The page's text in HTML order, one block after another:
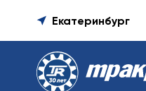
Екатеринбург